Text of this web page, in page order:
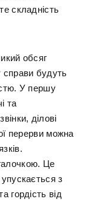
складність
обсяг
справи будуть
У першу
та
ділові
перерви можна
Це
з
гордість від